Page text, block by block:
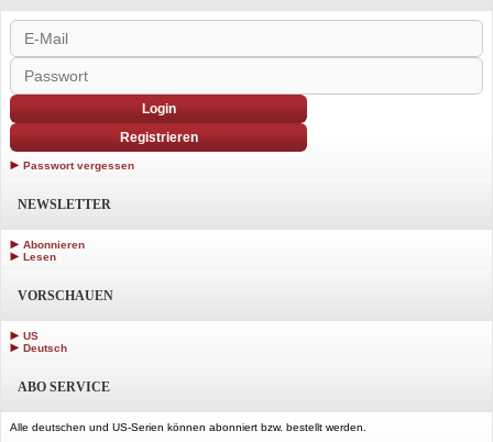
Login
Registrieren
Passwort vergessen
NEWSLETTER
Abonnieren
Lesen
VORSCHAUEN
US
Deutsch
ABO SERVICE
Alle deutschen und US-Serien können abonniert bzw. bestellt werden.